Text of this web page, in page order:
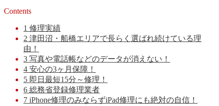
Contents
1 修理実績
2 津田沼・船橋エリアで長らく選ばれ続けている理
由！
3 写真や電話帳などのデータが消えない！
4 安心の3ヶ月保障！
5 即日最短15分～修理！
6 総務省登録修理業者
7 iPhone修理のみならずiPad修理にも絶対の自信！